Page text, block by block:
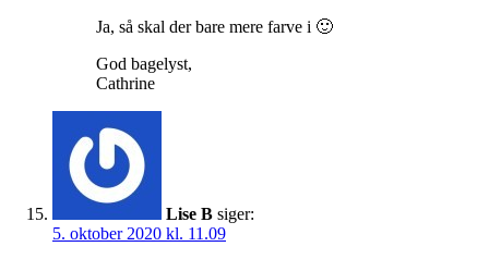
Ja, så skal der bare mere farve i 🙂
God bagelyst,
Cathrine
Lise B siger:
5. oktober 2020 kl. 11.09